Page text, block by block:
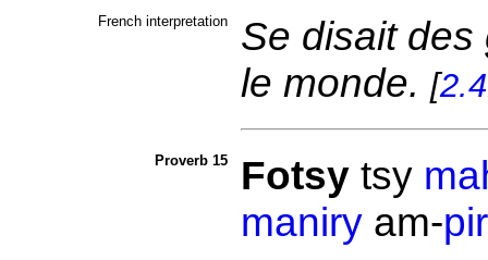
French interpretation
Se disait des
le monde. [
Proverb 15 Fotsytsy
maniryam-